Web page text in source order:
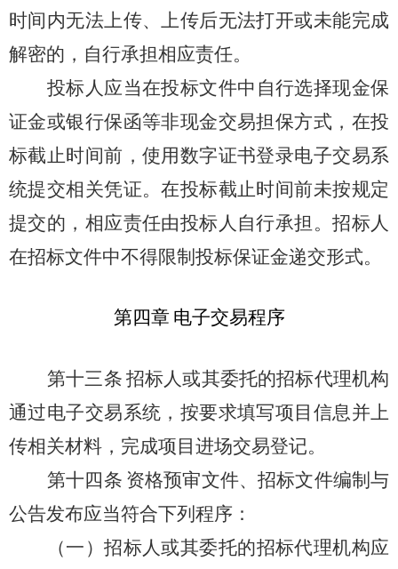
时间内无法上传、上传后无法打开或未能完成
解密的，自行承担相应责任。
投标人应当在投标文件中自行选择现金保
证金或银行保函等非现金交易担保方式，在投
标截止时间前，使用数字证书登录电子交易系
统提交相关凭证。在投标截止时间前未按规定
提交的，相应责任由投标人自行承担。招标人
在招标文件中不得限制投标保证金递交形式。
第四章 电子交易程序
第十三条 招标人或其委托的招标代理机构
通过电子交易系统，按要求填写项目信息并上
传相关材料，完成项目进场交易登记。
第十四条 资格预审文件、招标文件编制与
公告发布应当符合下列程序：
（一）招标人或其委托的招标代理机构应